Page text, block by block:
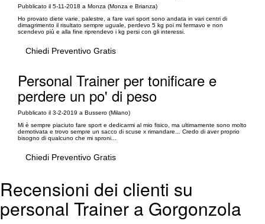
Pubblicato il 5-11-2018 a Monza (Monza e Brianza)
Ho provato diete varie, palestre, a fare vari sport sono andata in vari centri di
dimagrimento il risultato sempre uguale, perdevo 5 kg poi mi fermavo e non
scendevo più e alla fine riprendevo i kg persi con gli interessi.
Chiedi Preventivo Gratis
Personal Trainer per tonificare e
perdere un po' di peso
Pubblicato il 3-2-2019 a Bussero (Milano)
Mi è sempre piaciuto fare sport e dedicarmi al mio fisico, ma ultimamente sono molto
demotivata e trovo sempre un sacco di scuse x rimandare... Credo di aver proprio
bisogno di qualcuno che mi sproni...
Chiedi Preventivo Gratis
Recensioni dei clienti su
personal Trainer a Gorgonzola